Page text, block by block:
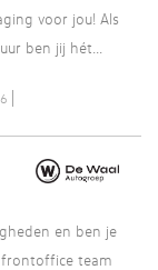
voor jou! Als
ben jij hét...
en ben je
team